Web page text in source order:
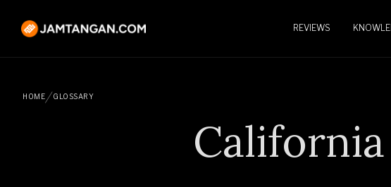
REVIEWS
HOME GLOSSARY